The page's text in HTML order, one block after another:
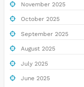
November 2025
October 2025
September 2025
August 2025
July 2025
June 2025